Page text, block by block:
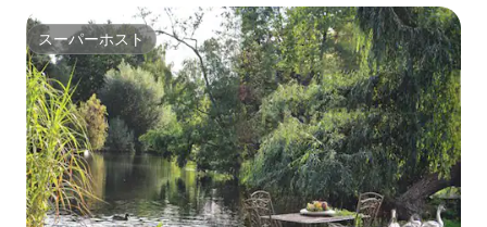
スーパーホスト
スーパーホスト